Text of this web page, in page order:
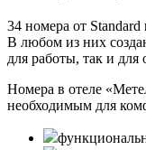
34 номера от Standard
В любом из них
для работы, так и для
Номера в отеле
необходимым для